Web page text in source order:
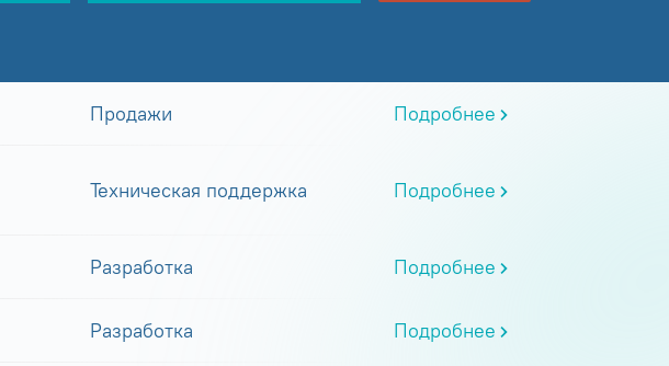
Продажи Подробнее
Техническая поддержка Подробнее
Разработка Подробнее
Разработка Подробнее